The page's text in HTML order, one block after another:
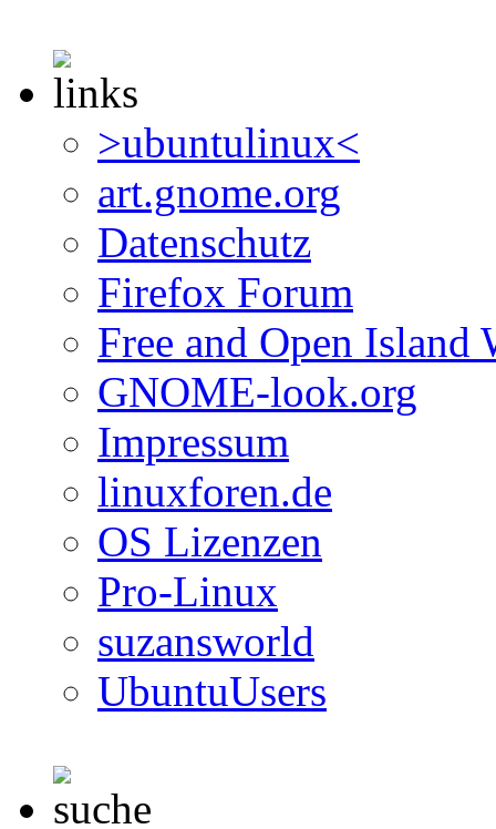
>ubuntulinux<
art.gnome.org
Datenschutz
Firefox Forum
Free and Open Island
GNOME-look.org
Impressum
linuxforen.de
OS Lizenzen
Pro-Linux
suzansworld
UbuntuUsers